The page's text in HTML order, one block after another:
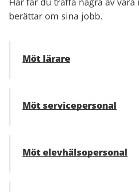
berättar om sina jobb.
Möt lärare
Möt servicepersonal
Möt elevhälsopersonal